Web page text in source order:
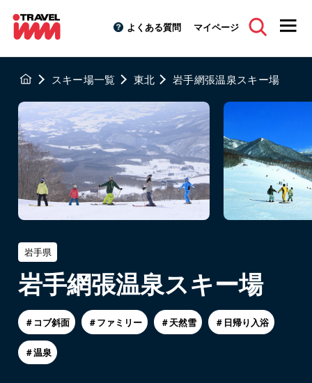
よくある質問 マイページ
スキー場一覧 東北 岩手網張温泉スキー場
岩手県
岩手網張温泉スキー場
＃コブ斜面 ＃ファミリー ＃天然雪 ＃日帰り入浴
＃温泉